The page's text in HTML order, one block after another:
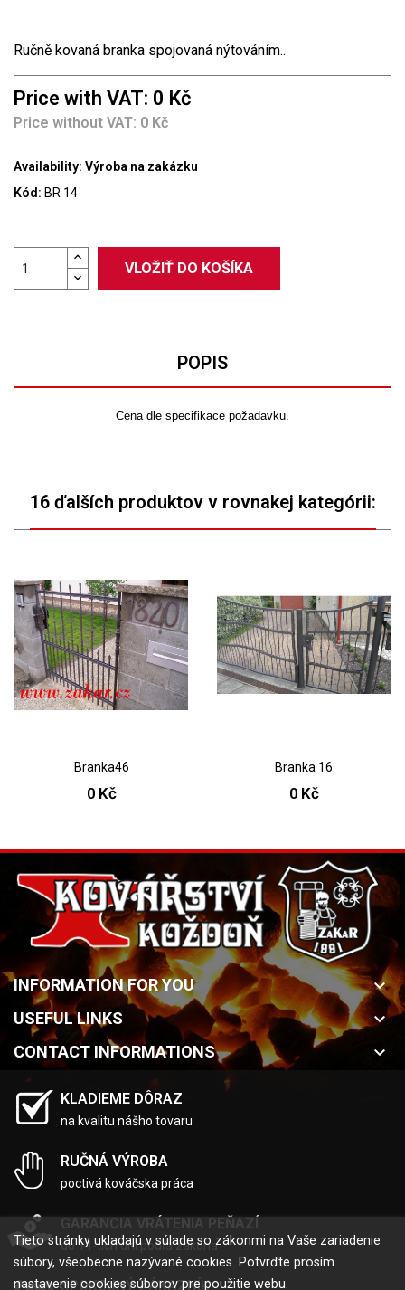
Ručně kovaná branka spojovaná nýtováním..
Price with VAT: 0 Kč
Price without VAT: 0 Kč
Availability: Výroba na zakázku
Kód: BR 14
VLOŽIŤ DO KOŠÍKA
POPIS
Cena dle specifikace požadavku.
16 ďalších produktov v rovnakej kategórii:
Branka46
0 Kč
Branka 16
0 Kč
INFORMATION FOR YOU keyboard_arrow_down
USEFUL LINKS keyboard_arrow_down
CONTACT INFORMATIONS keyboard_arrow_down
Tieto stránky ukladajú v súlade so zákonmi na Vaše zariadenie
súbory, všeobecne nazývané cookies. Potvrďte prosím
nastavenie cookies súborov pre použitie webu.
KLADIEME DÔRAZ
na kvalitu nášho tovaru
RUČNÁ VÝROBA
poctivá kováčska práca
GARANCIA VRÁTENIA PEŇAZÍ
do 14-tich dní podľa zákona
SPOKOJNÝ ZÁKAZNÍK